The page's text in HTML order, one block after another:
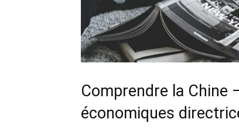
Comprendre la Chine
économiques